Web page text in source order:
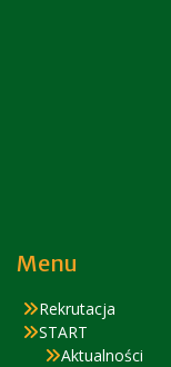
Menu
Rekrutacja
START
Aktualności